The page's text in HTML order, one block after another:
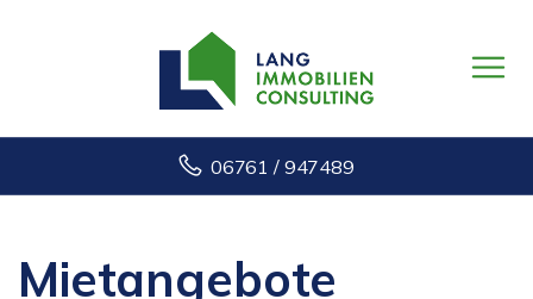
06761 / 947489
Mietangebote